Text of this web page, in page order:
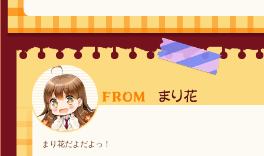
まり花だよだよっ！